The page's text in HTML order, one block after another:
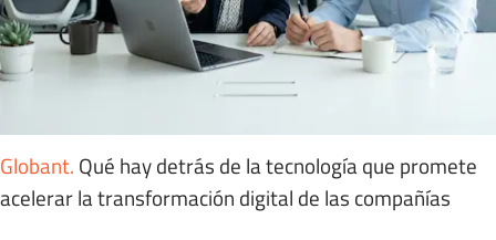
Globant. Qué hay detrás de la tecnología que promete
acelerar la transformación digital de las compañías